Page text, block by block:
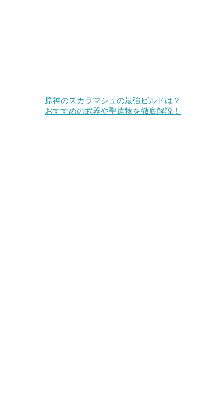
原神のスカラマシュの最強ビルドは？
おすすめの武器や聖遺物を徹底解説！